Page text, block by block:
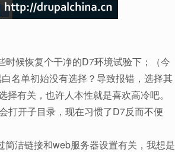
时候恢复个干净的D7环境试验下；（今
名单初始没有选择？导致报错，选择其
有关，也许人本性就是喜欢高冷吧。
打开子目录，现在习惯了D7反而不便
简洁链接和web服务器设置有关，我想是